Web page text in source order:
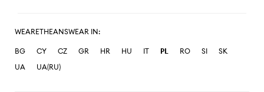
WEARETHEANSWEAR IN:
BG CY CZ GR HR HU IT PL RO SI
SK
UA
UA(RU)